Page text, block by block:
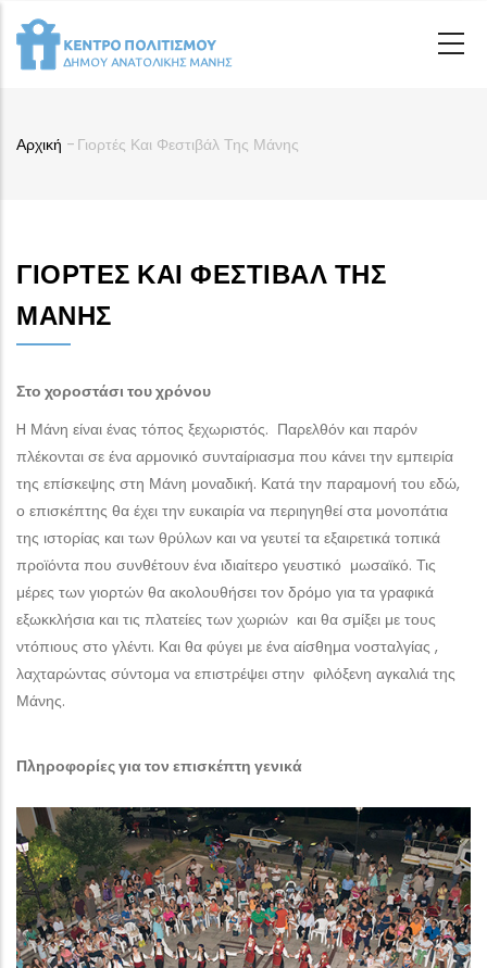
Παράκαμψη
προς
Breadcrumb
Αρχική - Γιορτές Και Φεστιβάλ Της Μάνης
ΓΙΟΡΤΈΣ ΚΑΙ ΦΕΣΤΙΒΆΛ ΤΗΣ
ΜΆΝΗΣ
Στο χοροστάσι του χρόνου
H Μάνη είναι ένας τόπος ξεχωριστός. Παρελθόν και παρόν
πλέκονται σε ένα αρμονικό συνταίριασμα που κάνει την εμπειρία
της επίσκεψης στη Μάνη μοναδική. Κατά την παραμονή του εδώ,
ο επισκέπτης θα έχει την ευκαιρία να περιηγηθεί στα μονοπάτια
της ιστορίας και των θρύλων και να γευτεί τα εξαιρετικά τοπικά
προϊόντα που συνθέτουν ένα ιδιαίτερο γευστικό μωσαϊκό. Τις
μέρες των γιορτών θα ακολουθήσει τον δρόμο για τα γραφικά
εξωκκλήσια και τις πλατείες των χωριών και θα σμίξει με τους
ντόπιους στο γλέντι. Και θα φύγει με ένα αίσθημα νοσταλγίας ,
λαχταρώντας σύντομα να επιστρέψει στην φιλόξενη αγκαλιά της
Μάνης.
Πληροφορίες για τον επισκέπτη γενικά